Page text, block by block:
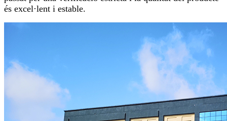
és excel·lent i estable.